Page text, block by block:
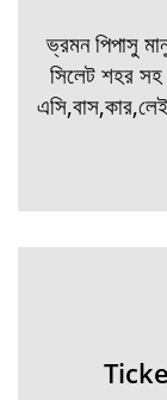
ভ্রমন পিপাসু
সিলেট শহর